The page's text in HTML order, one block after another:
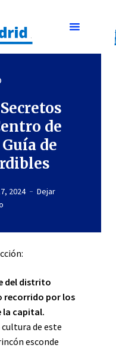
de
de
2024
Dejar
del distrito
recorrido por los
la capital.
de este
esconde